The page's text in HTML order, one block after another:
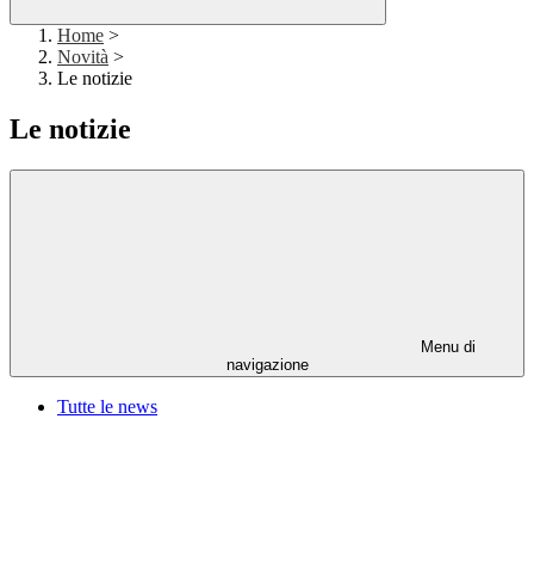
Home >
Novità >
Le notizie
Le notizie
Menu di
navigazione
Tutte le news